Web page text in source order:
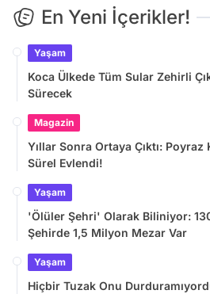
En Yeni İçerikler!
Yaşam
Koca Ülkede Tüm Sular Zehirli
Sürecek
Magazin
Yıllar Sonra Ortaya Çıktı:
Sürel Evlendi!
Yaşam
'Ölüler Şehri' Olarak Biliniyor:
Şehirde 1,5 Milyon Mezar Var
Yaşam
Hiçbir Tuzak Onu